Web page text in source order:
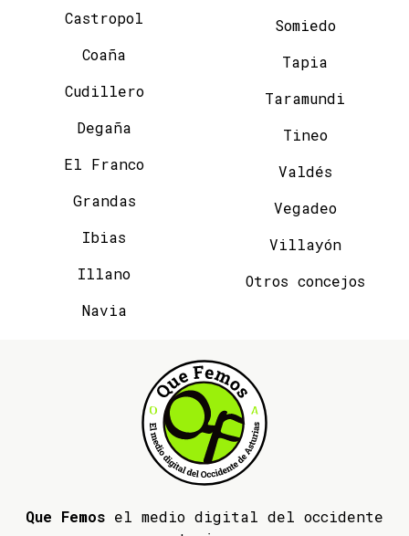
Castropol
Coaña
Cudillero
Degaña
El Franco
Grandas
Ibias
Illano
Navia
Somiedo
Tapia
Taramundi
Tineo
Valdés
Vegadeo
Villayón
Otros concejos
Que Femos el medio digital del occidente